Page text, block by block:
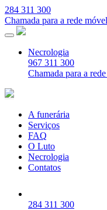
284 311 300
Chamada para a rede móvel
Necrologia
967 311 300
Chamada para a
A funerária
Serviços
FAQ
O Luto
Necrologia
Contatos
284 311 300